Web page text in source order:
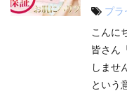
プラ
こんに
皆さん
しませ
という